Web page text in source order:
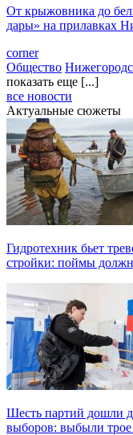
От крыжовника до
дары» на прилавках
corner
Общество
показать еще [...]
все новости
Актуальные сюжеты
Гидротехник бьет
стройки: поймы
Шесть партий дошли
выборов: выбыли трое